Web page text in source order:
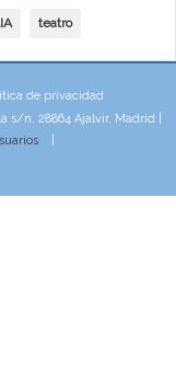
teatro
de privacidad
n, 28864 Ajalvir, Madrid |
|